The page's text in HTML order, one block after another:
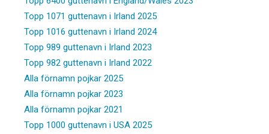
Topp 1071 guttenavn i Irland 2025
Topp 1016 guttenavn i Irland 2024
Topp 989 guttenavn i Irland 2023
Topp 982 guttenavn i Irland 2022
Alla förnamn pojkar 2025
Alla förnamn pojkar 2023
Alla förnamn pojkar 2021
Topp 1000 guttenavn i USA 2025